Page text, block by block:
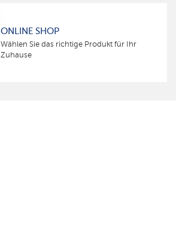
ONLINE SHOP
Wählen Sie das richtige Produkt für Ihr
Zuhause